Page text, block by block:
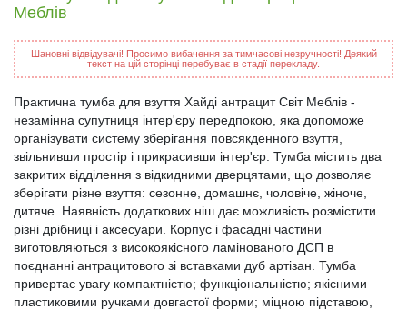
Меблів
Шановні відвідувачі! Просимо вибачення за тимчасові незручності! Деякий
текст на цій сторінці перебуває в стадії перекладу.
Практична тумба для взуття Хайді антрацит Світ Меблів -
незамінна супутниця інтер'єру передпокою, яка допоможе
організувати систему зберігання повсякденного взуття,
звільнивши простір і прикрасивши інтер'єр. Тумба містить два
закритих відділення з відкидними дверцятами, що дозволяє
зберігати різне взуття: сезонне, домашнє, чоловіче, жіноче,
дитяче. Наявність додаткових ніш дає можливість розмістити
різні дрібниці і аксесуари. Корпус і фасадні частини
виготовляються з високоякісного ламінованого ДСП в
поєднанні антрацитового зі вставками дуб артізан. Тумба
привертає увагу компактністю; функціональністю; якісними
пластиковими ручками довгастої форми; міцною підставою,